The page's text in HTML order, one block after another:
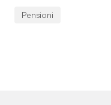
Pensioni